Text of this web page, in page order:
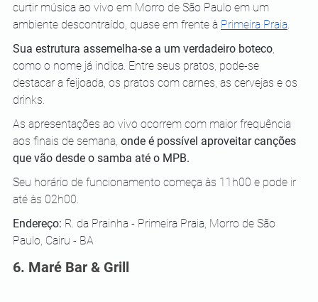
curtir música ao vivo em Morro de São Paulo em um
ambiente descontraído, quase em frente à Primeira Praia.
Sua estrutura assemelha-se a um verdadeiro boteco,
como o nome já indica. Entre seus pratos, pode-se
destacar a feijoada, os pratos com carnes, as cervejas e os
drinks.
As apresentações ao vivo ocorrem com maior frequência
aos finais de semana, onde é possível aproveitar canções
que vão desde o samba até o MPB.
Seu horário de funcionamento começa às 11h00 e pode ir
até às 02h00.
Endereço: R. da Prainha - Primeira Praia, Morro de São
Paulo, Cairu - BA
6. Maré Bar & Grill